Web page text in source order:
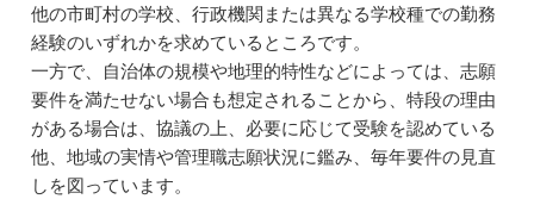
他の市町村の学校、行政機関または異なる学校種での勤務
経験のいずれかを求めているところです。
一方で、自治体の規模や地理的特性などによっては、志願
要件を満たせない場合も想定されることから、特段の理由
がある場合は、協議の上、必要に応じて受験を認めている
他、地域の実情や管理職志願状況に鑑み、毎年要件の見直
しを図っています。